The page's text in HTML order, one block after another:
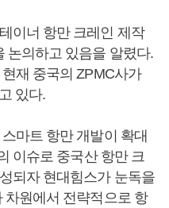
이너 항만 크레인 제작
논의하고 있음을 알렸다.
재 중국의 ZPMC사가
있다.
마트 항만 개발이 확대
이슈로 중국산 항만 크
되자 현대힘스가 눈독을
차원에서 전략적으로 항